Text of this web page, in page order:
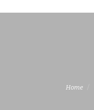
Home